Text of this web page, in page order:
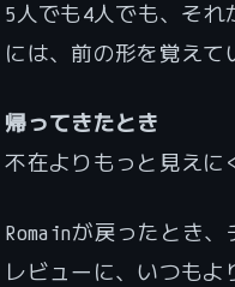
5人でも4人でも、そ
には、前の形を覚えて
帰ってきたとき
不在よりもっと見えに
Romainが戻ったとき
レビューに、いつもよ